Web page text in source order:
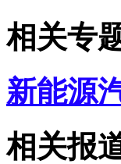
相关专
新能源
相关报